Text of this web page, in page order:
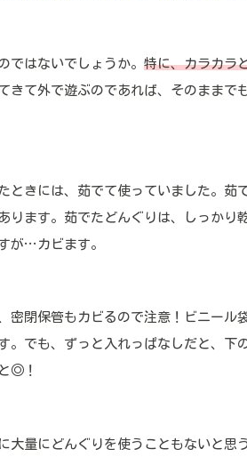
ではないでしょうか。 特に、カラカラ
きて外で遊ぶのであれば、そのままで
ときには、茹でて使っていました。茹
ります。茹でたどんぐりは、しっかり
が…カビます。
密閉保管もカビるので注意！ビニール
。でも、ずっと入れっぱなしだと、下
◎！
大量にどんぐりを使うこともないと思